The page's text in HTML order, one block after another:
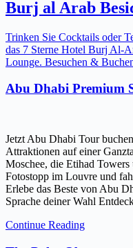
Burj al Arab
Trinken Sie Cocktails oder
das 7 Sterne Hotel Burj Al-
Lounge. Besuchen &
Abu Dhabi Premium
Jetzt Abu Dhabi Tour
Attraktionen auf einer
Moschee, die Etihad
Fotostopp im Louvre und
Erlebe das Beste von Abu
Sprache deiner Wahl
Continue Reading